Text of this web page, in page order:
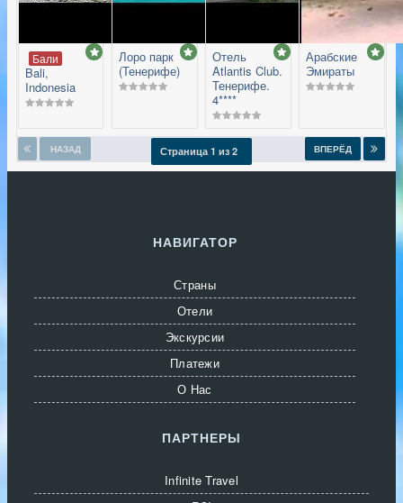
Бали
Bali,
Indonesia
Лоро парк
(Тенерифе)
Отель
Atlantis Club.
Тенерифе.
4****
Арабские
Эмираты
НАЗАД ВПЕРЁД
Страница 1 из 2
НАВИГАТОР
Страны
Отели
Экскурсии
Платежи
О Нас
ПАРТНЕРЫ
Infinite Travel